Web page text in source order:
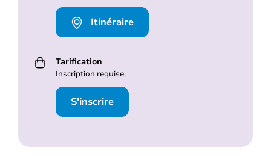
Itinéraire
Tarification
Inscription requise.
S'inscrire